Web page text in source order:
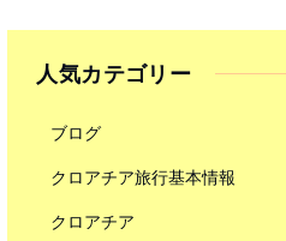
人気カテゴリー
ブログ
クロアチア旅行基本情報
クロアチア